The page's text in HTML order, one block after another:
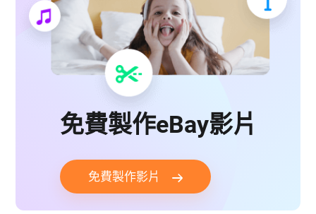
免費製作eBay影片
免費製作影片